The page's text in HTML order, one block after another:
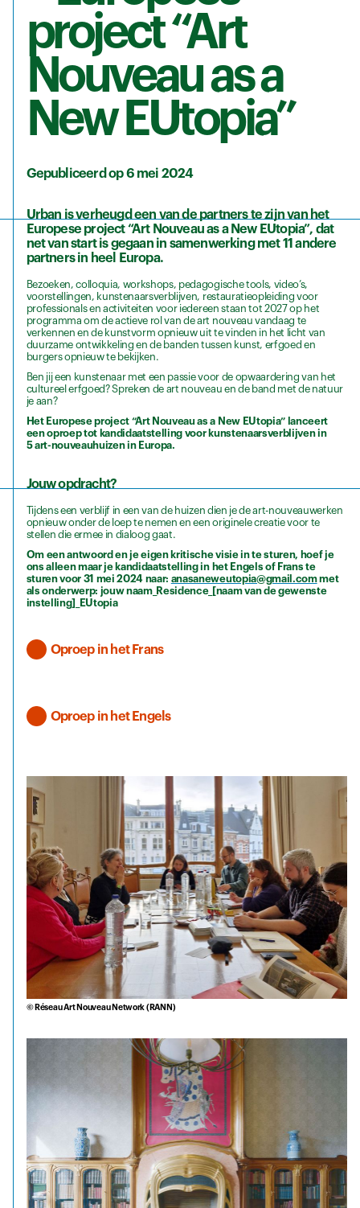
project “Art
Nouveau as a
New EUtopia”
Gepubliceerd op 6 mei 2024
Urban is verheugd een van de partners te zijn van het
Europese project “Art Nouveau as a New EUtopia”, dat
net van start is gegaan in samenwerking met 11 andere
partners in heel Europa.
Bezoeken, colloquia, workshops, pedagogische tools, video’s,
voorstellingen, kunstenaarsverblijven, restauratieopleiding voor
professionals en activiteiten voor iedereen staan tot 2027 op het
programma om de actieve rol van de art nouveau vandaag te
verkennen en de kunstvorm opnieuw uit te vinden in het licht van
duurzame ontwikkeling en de banden tussen kunst, erfgoed en
burgers opnieuw te bekijken.
Ben jij een kunstenaar met een passie voor de opwaardering van het
cultureel erfgoed? Spreken de art nouveau en de band met de natuur
je aan?
Het Europese project “Art Nouveau as a New EUtopia” lanceert
een oproep tot kandidaatstelling voor kunstenaarsverblijven in
5 art-nouveauhuizen in Europa.
Jouw opdracht?
Tijdens een verblijf in een van de huizen dien je de art-nouveauwerken
opnieuw onder de loep te nemen en een originele creatie voor te
stellen die ermee in dialoog gaat.
Om een antwoord en je eigen kritische visie in te sturen, hoef je
ons alleen maar je kandidaatstelling in het Engels of Frans te
sturen voor 31 mei 2024 naar: anasaneweutopia@gmail.commet
als onderwerp: jouw naam_Residence_[naam van de gewenste
instelling]_EUtopia
Oproep in het Frans
Oproep in het Engels
© Réseau Art Nouveau Network (RANN)